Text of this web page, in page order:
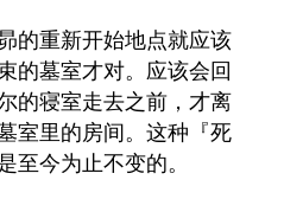
的重新开始地点就应该
的墓室才对。应该会回
的寝室走去之前，才离
室里的房间。这种『死
至今为止不变的。